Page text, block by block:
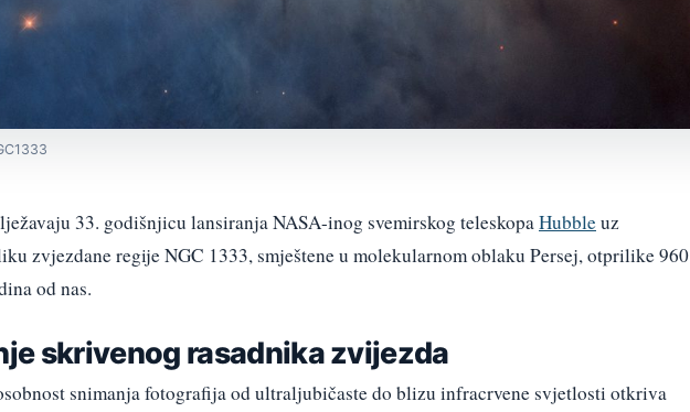
33. godišnjicu lansiranja NASA-inog svemirskog teleskopa Hubbleuz
zvjezdane regije NGC 1333, smještene u molekularnom oblaku Persej, otprilike 960
od nas.
skrivenog rasadnika zvijezda
snimanja fotografija od ultraljubičaste do blizu infracrvene svjetlosti otkriva